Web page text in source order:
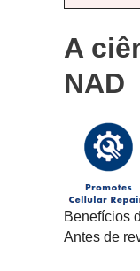
A
NAD
Benefícios
Antes de